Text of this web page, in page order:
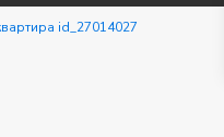
id_27014027